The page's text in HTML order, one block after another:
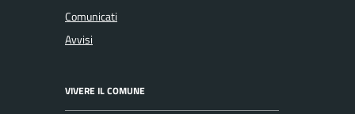
Comunicati
Avvisi
VIVERE IL COMUNE